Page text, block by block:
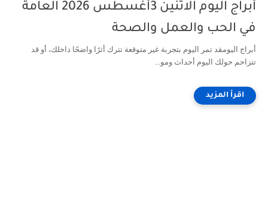
أبراج اليوم الاثنين 3أغسطس 2026 العامة
في الحب والعمل والصحة
أبراج اليومقد تمر اليوم بتجربة غير متوقعة تترك أثرًا واضحًا داخلك، أو قد
تتزاحم حولك اليوم أحداث ومو...